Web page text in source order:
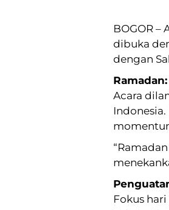
BOGOR –
dibuka
dengan
Acara
Fokus